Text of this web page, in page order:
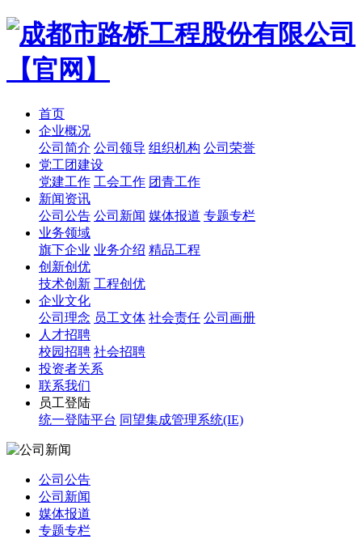
首页
企业概况
公司简介 公司领导 组织机构 公司荣誉
党工团建设
党建工作 工会工作 团青工作
新闻资讯
公司公告 公司新闻 媒体报道 专题专栏
业务领域
旗下企业 业务介绍 精品工程
创新创优
技术创新 工程创优
企业文化
公司理念 员工文体 社会责任 公司画册
人才招聘
校园招聘 社会招聘
投资者关系
联系我们
员工登陆
统一登陆平台 同望集成管理系统(IE)
公司公告
公司新闻
媒体报道
专题专栏